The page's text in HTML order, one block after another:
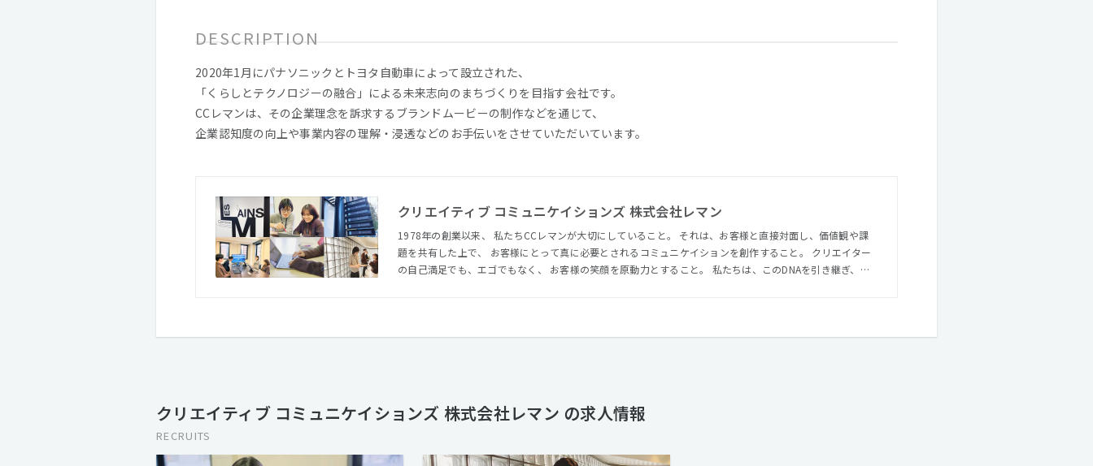
DESCRIPTION
2020年1⽉にパナソニックとトヨタ⾃動⾞によって設⽴された、
「くらしとテクノロジーの融合」による未来志向のまちづくりを⽬指す会社です。
CCレマンは、その企業理念を訴求するブランドムービーの制作などを通じて、
企業認知度の向上や事業内容の理解・浸透などのお手伝いをさせていただいています。
クリエイティブ コミュニケイションズ 株式会社レマン
1978年の創業以来、 私たちCCレマンが大切にしていること。 それは、お客様と直接対面し、価値観や課
題を共有した上で、 お客様にとって真に必要とされるコミュニケイションを創作すること。 クリエイター
の自己満足でも、エゴでもなく、 お客様の笑顔を原動力とすること。 私たちは、このDNAを引き継ぎ、発
着いた場所にあります。 ■建物 歴史を重ねたデザインビル。開口の多い明るい職場です。 ■会社の雰囲
体の社員構成 若手、中堅、ベテランと、各層がいます。男女比は６：４くらい。 新卒の定期採用と、
中堅以上の定着率が多いのは弊社の特徴です。 ■webチームの構成 P/DRが２名、Dが２名、エンジニア
webチーム単独、の２通りの案件があります。 いずれも、すべてのスタッフが会議に参加し、提案もよ
クリエイティブ コミュニケイションズ 株式会社レマン の求人情報
RECRUITS